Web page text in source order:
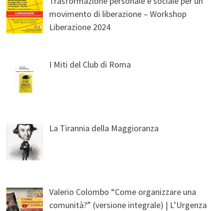
movimento di liberazione – Workshop
Liberazione 2024
I Miti del Club di Roma
La Tirannia della Maggioranza
Valerio Colombo “Come organizzare una
comunità?” (versione integrale) | L’Urgenza